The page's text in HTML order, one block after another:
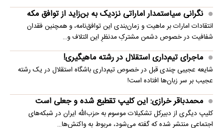
نگرانی سیاستمدار اماراتی نزدیک به بن‌زاید از توافق مکه
انتقادات امارات بر ماهیت و زمان‌بندی این توافق‌نامه، و همچنین فقدان
شفافیت در خصوص دشمن مشترکِ مدنظرِ این ائتلاف و…
ماجرای تیم‌داری استقلال در رشته ماهیگیری!
شایعه عجیبی چندی قبل در خصوص تیم‌داری باشگاه استقلال در یک رشته
عجیب بر سر زبان‌ها افتاده است!
محمدباقر خرازی: این کلیپ تقطیع شده و جعلی است
کلیپ دیگری از دبیرکل تشکیلات موسوم به حزب‌الله ایران در شبکه‌های
اجتماعی منتشر شده که گفته می‌شود، مربوط به واکنش‌ها…